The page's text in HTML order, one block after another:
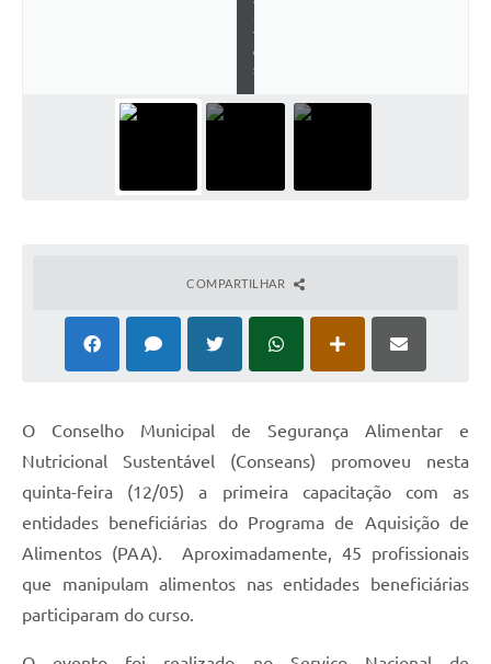
t
e
s
COMPARTILHAR
O Conselho Municipal de Segurança Alimentar e
Nutricional Sustentável (Conseans) promoveu nesta
quinta-feira (12/05) a primeira capacitação com as
entidades beneficiárias do Programa de Aquisição de
Alimentos (PAA). Aproximadamente, 45 profissionais
que manipulam alimentos nas entidades beneficiárias
participaram do curso.